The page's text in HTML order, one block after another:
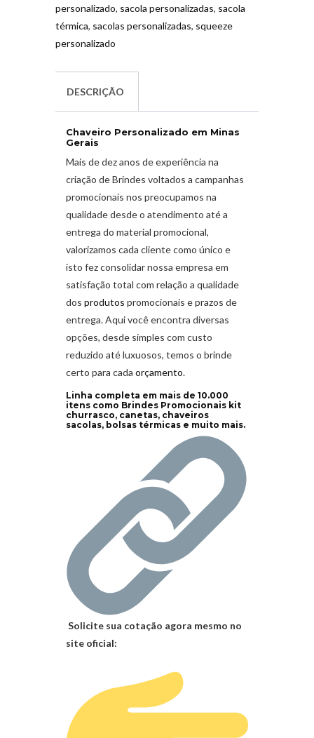
personalizado, sacola personalizadas, sacola
térmica, sacolas personalizadas, squeeze
personalizado
DESCRIÇÃO
Chaveiro Personalizado em Minas
Gerais
Mais de dez anos de experiência na
criação de Brindes voltados a campanhas
promocionais nos preocupamos na
qualidade desde o atendimento até a
entrega do material promocional,
valorizamos cada cliente como único e
isto fez consolidar nossa empresa em
satisfação total com relação a qualidade
dos produtos promocionais e prazos de
entrega. Aqui você encontra diversas
opções, desde simples com custo
reduzido até luxuosos, temos o brinde
certo para cada orçamento.
Linha completa em mais de 10.000
itens como Brindes Promocionais kit
churrasco, canetas, chaveiros
sacolas, bolsas térmicas e muito mais.
Solicite sua cotação agora mesmo no
site oficial: